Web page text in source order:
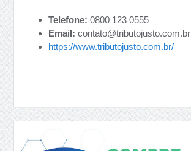
Telefone: 0800 123 0555
Email: contato@tributojusto.com.br
https://www.tributojusto.com.br/